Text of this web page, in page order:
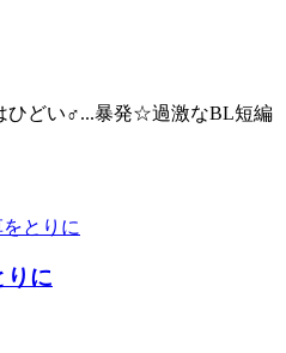
ひどい♂...暴発☆過激なBL短編
りに